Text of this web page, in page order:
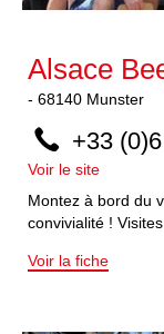
Alsace
- 68140 Munster
+33
Voir le site
Montez à bord du
convivialité !
Voir la fiche